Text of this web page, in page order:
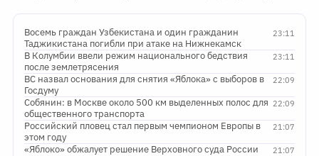
23:11
Восемь граждан Узбекистана и один гражданин
Таджикистана погибли при атаке на Нижнекамск
23:11
В Колумбии ввели режим национального бедствия
после землетрясения
22:09
ВС назвал основания для снятия «Яблока» с выборов в
Госдуму
22:09
Собянин: в Москве около 500 км выделенных полос для
общественного транспорта
21:07
Российский пловец стал первым чемпионом Европы в
этом году
21:07
«Яблоко» обжалует решение Верховного суда России